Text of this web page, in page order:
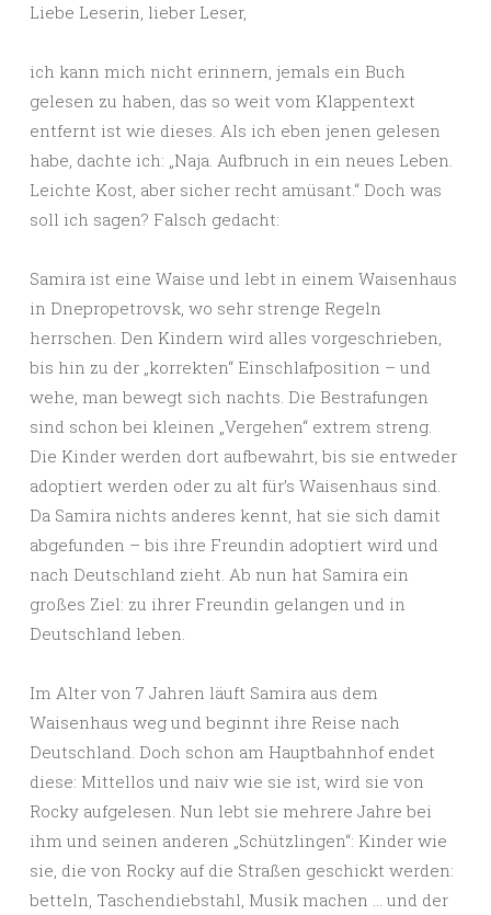
Liebe Leserin, lieber Leser,
ich kann mich nicht erinnern, jemals ein Buch
gelesen zu haben, das so weit vom Klappentext
entfernt ist wie dieses. Als ich eben jenen gelesen
habe, dachte ich: „Naja. Aufbruch in ein neues Leben.
Leichte Kost, aber sicher recht amüsant.“ Doch was
soll ich sagen? Falsch gedacht:
Samira ist eine Waise und lebt in einem Waisenhaus
in Dnepropetrovsk, wo sehr strenge Regeln
herrschen. Den Kindern wird alles vorgeschrieben,
bis hin zu der „korrekten“ Einschlafposition – und
wehe, man bewegt sich nachts. Die Bestrafungen
sind schon bei kleinen „Vergehen“ extrem streng.
Die Kinder werden dort aufbewahrt, bis sie entweder
adoptiert werden oder zu alt für’s Waisenhaus sind.
Da Samira nichts anderes kennt, hat sie sich damit
abgefunden – bis ihre Freundin adoptiert wird und
nach Deutschland zieht. Ab nun hat Samira ein
großes Ziel: zu ihrer Freundin gelangen und in
Deutschland leben.
Im Alter von 7 Jahren läuft Samira aus dem
Waisenhaus weg und beginnt ihre Reise nach
Deutschland. Doch schon am Hauptbahnhof endet
diese: Mittellos und naiv wie sie ist, wird sie von
Rocky aufgelesen. Nun lebt sie mehrere Jahre bei
ihm und seinen anderen „Schützlingen“: Kinder wie
sie, die von Rocky auf die Straßen geschickt werden:
betteln, Taschendiebstahl, Musik machen … und der